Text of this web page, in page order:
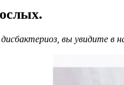
вы увидите в